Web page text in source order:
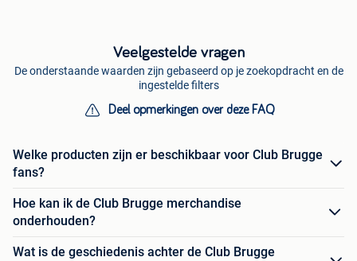
Veelgestelde vragen
De onderstaande waarden zijn gebaseerd op je zoekopdracht en de
ingestelde filters
Deel opmerkingen over deze FAQ
Welke producten zijn er beschikbaar voor Club Brugge
fans?
Hoe kan ik de Club Brugge merchandise
onderhouden?
Wat is de geschiedenis achter de Club Brugge